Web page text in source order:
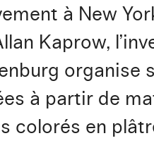
à New
Kaprow,
à partir de
colorés en